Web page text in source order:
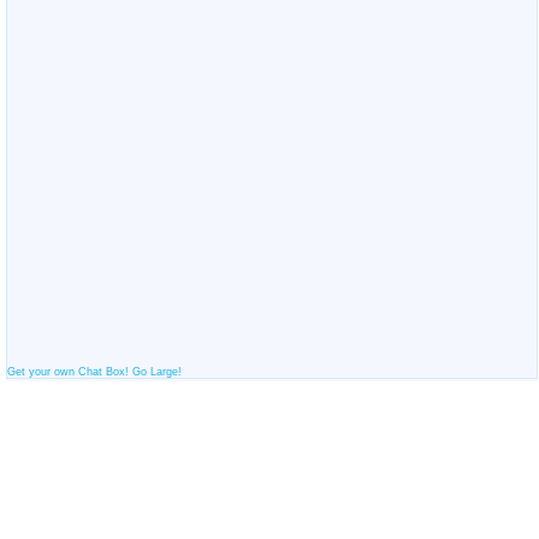
Get your own Chat Box! Go Large!